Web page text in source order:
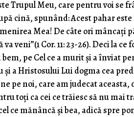
Trupul Meu, care pentru voi se
cină, spunând: Acest pahar
Mea! De câte ori mâncaţi
Cor. 11: 23-26). Deci la ce
pe Cel ce a murit şi a înviat
a Hristosului Lui dogma cea
pe noi, care am judecat aceasta,
toţi ca cei ce trăiesc să nu mai
ce mănâncă şi bea, adică spre